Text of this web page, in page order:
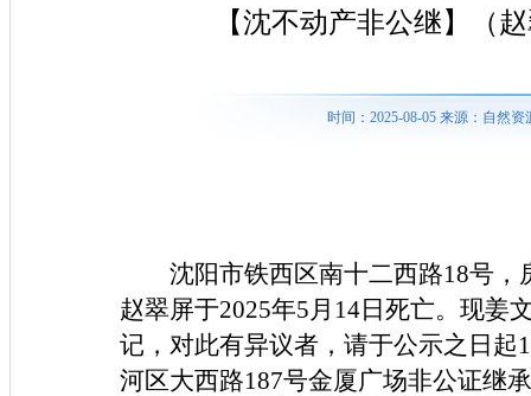
【沈不动产非公继】（
时间：2025-08-05 来源：自然
沈阳市铁西区南十二西路18号
赵翠屏于2025年5月14日死亡。现姜
记，对此有异议者，请于公示之日
河区大西路187号金厦广场非公证继